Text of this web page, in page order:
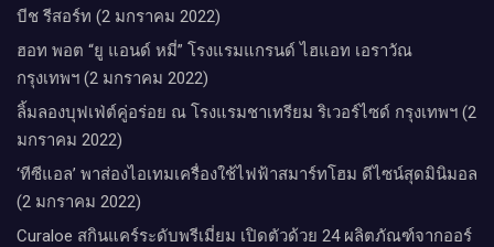
บีช รีสอร์ท (2 มกราคม 2022)
ฮอท พอต “ยู แอนด์ หมี่” โรงแรมแกรนด์ ไฮแอท เอราวัณ
กรุงเทพฯ (2 มกราคม 2022)
ลิ้มลองบุฟเฟ่ต์คู่อร่อย ณ โรงแรมชาเทรียม ริเวอร์ไซด์ กรุงเทพฯ (2
มกราคม 2022)
‘ทีซีแอล’ พาส่องไอเทมเครื่องใช้ไฟฟ้าสมาร์ทโฮม ดีไซน์สุดมินิมอล
(2 มกราคม 2022)
Curaloe สกินแคร์ระดับพรีเมี่ยม เปิดตัวด้วย 24 ผลิตภัณฑ์จากออร์